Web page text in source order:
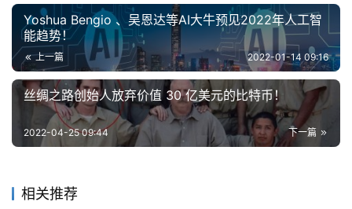
未
来
医
疗
能
登录 注册
Yoshua Bengio 、吴恩达等AI大牛预见2022年人工智
能趋势！
上一篇 2022-01-14 09:16
丝绸之路创始人放弃价值 30 亿美元的比特币！
下一篇
2022-04-25 09:44
相关推荐